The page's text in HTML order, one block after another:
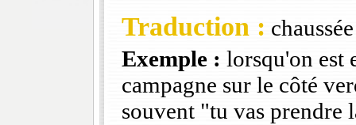
Traduction : chaussée
Exemple : lorsqu'on est
campagne sur le côté
souvent "tu vas prendre